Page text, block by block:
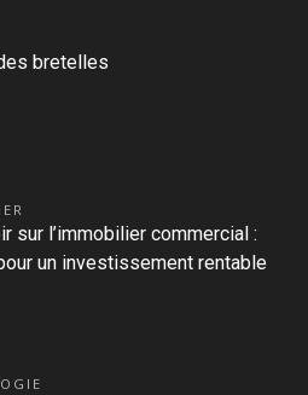
bretelles
sur l’immobilier commercial :
un investissement rentable